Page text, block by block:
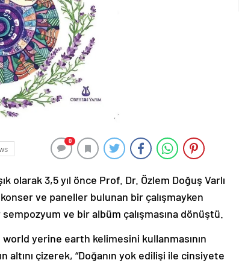
0
olarak 3,5 yıl önce Prof. Dr. Özlem Doğuş Varlı
ve paneller bulunan bir çalışmayken
sempozyum ve bir albüm çalışmasına dönüştü.
yerine earth kelimesini kullanmasının
çizerek, “Doğanın yok edilişi ile cinsiyete